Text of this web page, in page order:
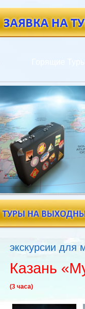
экскурсии для
Казань
(3 часа)